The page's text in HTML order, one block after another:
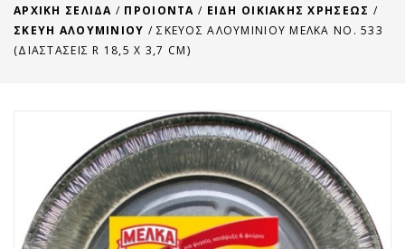
ΑΡΧΙΚΉ ΣΕΛΊΔΑ / ΠΡΟΙΟΝΤΑ / ΕΙΔΗ ΟΙΚΙΑΚΗΣ ΧΡΗΣΕΩΣ /
ΣΚΕΥΗ ΑΛΟΥΜΙΝΙΟΥ /ΣΚΕΎΟΣ ΑΛΟΥΜΙΝΊΟΥ ΜΕΛΚΑ ΝΟ. 533
(ΔΙΑΣΤΆΣΕΙΣ R 18,5 X 3,7 CM)